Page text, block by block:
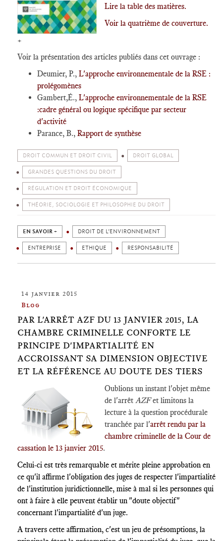
Lire la table des matières.
Voir la quatrième de couverture.
+
Voir la présentation des articles publiés dans cet ouvrage :
Deumier, P., L'approche environnementale de la RSE :
prolégomènes
Gambert,É., L'approche environnementale de la RSE
:cadre général ou logique spécifique par secteur
d'activité
Parance, B., Rapport de synthèse
DROIT COMMUN ET DROIT CIVIL DROIT GLOBAL
GRANDES QUESTIONS DU DROIT
RÉGULATION ET DROIT ÉCONOMIQUE
THÉORIE, SOCIOLOGIE ET PHILOSOPHIE DU DROIT
EN SAVOIR + DROIT DE L’ENVIRONNEMENT
ENTREPRISE ETHIQUE RESPONSABILITÉ
14 janvier 2015
Blog
PAR L'ARRÊT AZF DU 13 JANVIER 2015, LA
CHAMBRE CRIMINELLE CONFORTE LE
PRINCIPE D'IMPARTIALITÉ EN
ACCROISSANT SA DIMENSION OBJECTIVE
ET LA RÉFÉRENCE AU DOUTE DES TIERS
Oublions un instant l'objet même
de l'arrêt AZFet limitons la
lecture à la question procédurale
tranchée par l'arrêt rendu par la
chambre criminelle de la Cour de
cassation le 13 janvier 2015.
Celui-ci est très remarquable et mérite pleine approbation en
ce qu'il affirme l'obligation des juges de respecter l'impartialité
de l'institution juridictionnelle, mise à mal si les personnes qui
ont à faire à elle peuvent établir un "doute objectif"
concernant l'impartialité d'un juge.
A travers cette affirmation, c'est un jeu de présomptions, la